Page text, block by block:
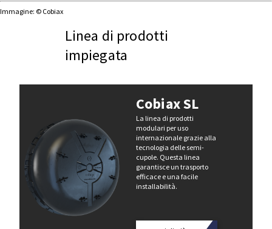
Immagine: © Cobiax
Linea di prodotti
impiegata
Cobiax SL
La linea di prodotti
modulari per uso
internazionale grazie alla
tecnologia delle semi-
cupole. Questa linea
garantisce un trasporto
efficace e una facile
installabilità.